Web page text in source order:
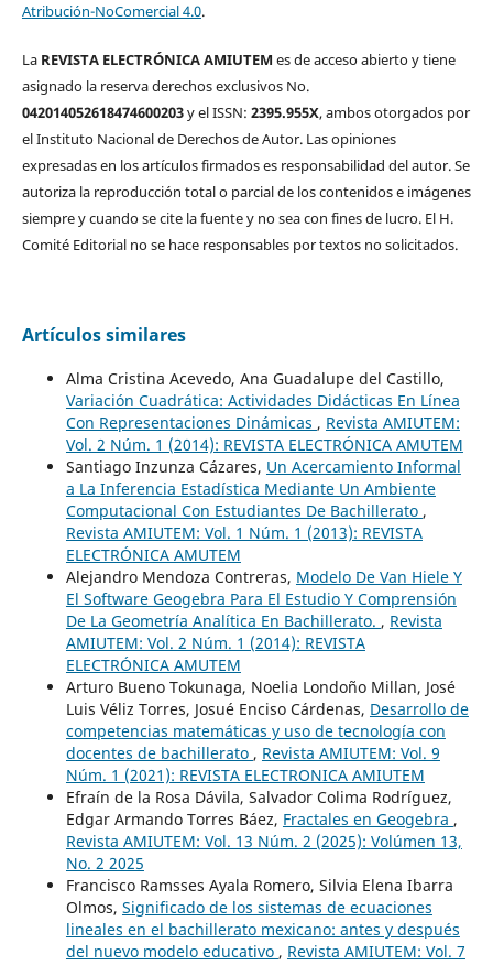
Atribución-NoComercial 4.0.
La REVISTA ELECTRÓNICA AMIUTEM es de acceso abierto y tiene
asignado la reserva derechos exclusivos No.
042014052618474600203y el ISSN: 2395.955X, ambos otorgados por
el Instituto Nacional de Derechos de Autor. Las opiniones
expresadas en los artículos firmados es responsabilidad del autor. Se
autoriza la reproducción total o parcial de los contenidos e imágenes
siempre y cuando se cite la fuente y no sea con fines de lucro. El H.
Comité Editorial no se hace responsables por textos no solicitados.
Artículos similares
Alma Cristina Acevedo, Ana Guadalupe del Castillo,
Variación Cuadrática: Actividades Didácticas En Línea
Con Representaciones Dinámicas , Revista AMIUTEM:
Vol. 2 Núm. 1 (2014): REVISTA ELECTRÓNICA AMUTEM
Santiago Inzunza Cázares, Un Acercamiento Informal
a La Inferencia Estadística Mediante Un Ambiente
Computacional Con Estudiantes De Bachillerato ,
Revista AMIUTEM: Vol. 1 Núm. 1 (2013): REVISTA
ELECTRÓNICA AMUTEM
Alejandro Mendoza Contreras, Modelo De Van Hiele Y
El Software Geogebra Para El Estudio Y Comprensión
De La Geometría Analítica En Bachillerato. , Revista
AMIUTEM: Vol. 2 Núm. 1 (2014): REVISTA
ELECTRÓNICA AMUTEM
Arturo Bueno Tokunaga, Noelia Londoño Millan, José
Luis Véliz Torres, Josué Enciso Cárdenas, Desarrollo de
competencias matemáticas y uso de tecnología con
docentes de bachillerato , Revista AMIUTEM: Vol. 9
Núm. 1 (2021): REVISTA ELECTRONICA AMIUTEM
Efraín de la Rosa Dávila, Salvador Colima Rodríguez,
Edgar Armando Torres Báez, Fractales en Geogebra ,
Revista AMIUTEM: Vol. 13 Núm. 2 (2025): Volúmen 13,
No. 2 2025
Francisco Ramsses Ayala Romero, Silvia Elena Ibarra
Olmos, Significado de los sistemas de ecuaciones
lineales en el bachillerato mexicano: antes y después
del nuevo modelo educativo , Revista AMIUTEM: Vol. 7